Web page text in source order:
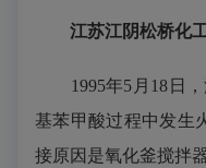
江苏江阴松桥化
1995年5月18日
基苯甲酸过程中发生
接原因是氧化釜搅拌